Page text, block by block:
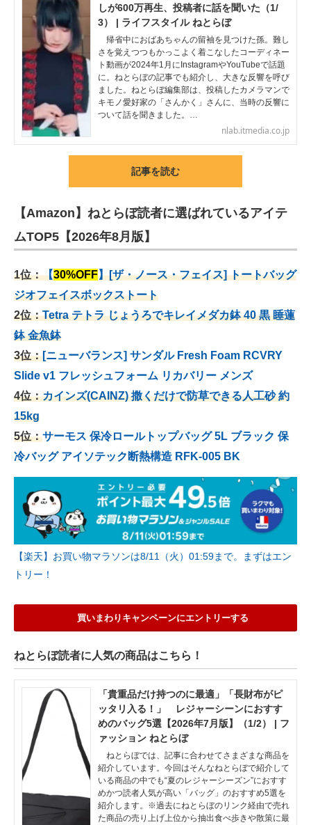
しが600万再生、投稿者に話を聞いた（1/
3） | ライフスタイル ねとらぼ
帰省中におばあちゃんの留袖を見つけた孫。難し
さを覚えつつもかっこよく着こなしたコーディネー
ト動画が2024年1月にInstagramやYouTubeで話題
に。ねとらぼの記事でも紹介し、大きな反響を呼び
ました。ねとらぼ編集部は、投稿したカメラマンで
キモノ愛好家の「さんかく」さんに、当時の反響に
ついて話を聞きました。…
nlab.itmedia.co.jp
記事を読む
【Amazon】ねとらぼ読者に選ばれているアイテ
ムTOP5【2026年8月版】
1位：【30%OFF】[ザ・ノース・フェイス] トートバッグ
ジオフェイスボックストート
2位：Tetra テトラ じょうろでキレイメダカ鉢 40 黒 睡蓮
鉢 金魚鉢
3位：[ニューバランス] サンダル Fresh Foam RCVRY
Slide v1 フレッシュフォーム リカバリー メンズ
4位：カインズ(CAINZ) 撒くだけで防草できる人工砂 約
15kg
5位：サーモス 保冷ロールトップバッグ 5L ブラック 保
冷バッグ アイソテック断熱構造 RFK-005 BK
【楽天】お買い物マラソンは8/11（火）01:59まで。まずはエン
トリー！
買いまわりキャンペーンにエントリーする
ねとらぼ読者に人気の商品はこちら！
「貴重品だけ持つのに最適」「長財布がピ
ッタリ入る！」 レジャーシーンにおすす
めのバッグ5選【2026年7月版】（1/2） | フ
ァッション ねとらぼ
ねとらぼでは、記事に合わせてさまざまな商品を
紹介しています。今回はそんなねとらぼで紹介して
いる商品の中でも“夏のレジャーシーズン”におすす
めかつ読者人気が高い「バッグ」のおすすめ5選を
紹介します。※過去にねとらぼのリンク経由で売れ
た商品の売り上げ上位から抽出食べ歩きや散策に最